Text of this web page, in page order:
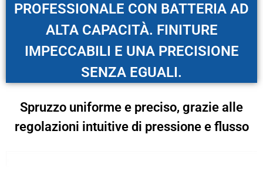
PROFESSIONALE CON BATTERIA AD
ALTA CAPACITÀ. FINITURE
IMPECCABILI E UNA PRECISIONE
SENZA EGUALI.
Spruzzo uniforme e preciso, grazie alle
regolazioni intuitive di pressione e flusso